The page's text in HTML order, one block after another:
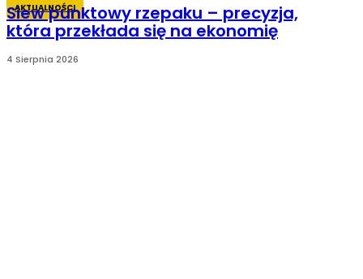
AKTUALNOŚCI
Siew punktowy rzepaku – precyzja,
która przekłada się na ekonomię
4 Sierpnia 2026